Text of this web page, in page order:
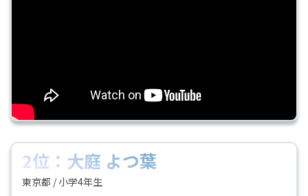
2位：大庭 よつ葉
東京都 / 小学4年生